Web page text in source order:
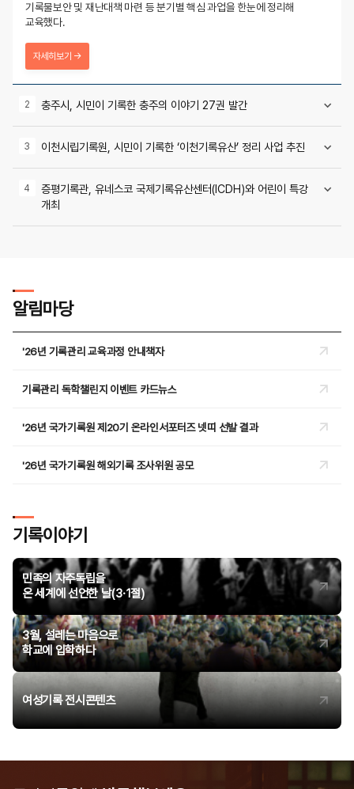
기록물보안 및 재난대책 마련 등 분기별 핵심 과업을 한눈에 정리해
교육했다.
자세히보기 →
충주시, 시민이 기록한 충주의 이야기 27권 발간
이천시립기록원, 시민이 기록한 ‘이천기록유산’ 정리 사업 추진
증평기록관, 유네스코 국제기록유산센터(ICDH)와 어린이 특강
개최
알림마당
'26년 기록관리 교육과정 안내책자
기록관리 독학챌린지 이벤트 카드뉴스
'26년 국가기록원 제20기 온라인서포터즈 넷띠 선발 결과
'26년 국가기록원 해외기록 조사위원 공모
기록이야기
민족의 자주독립을
온 세계에 선언한 날(3·1절)
3월, 설레는 마음으로
학교에 입학하다
여성기록 전시콘텐츠